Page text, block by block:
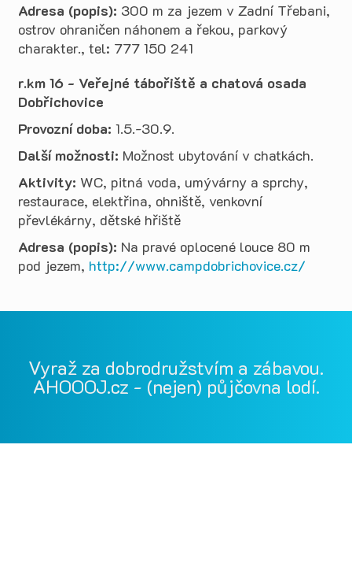
Adresa (popis): 300 m za jezem v Zadní Třebani,
ostrov ohraničen náhonem a řekou, parkový
charakter., tel: 777 150 241
r.km 16 - Veřejné tábořiště a chatová osada
Dobřichovice
Provozní doba: 1.5.-30.9.
Další možnosti: Možnost ubytování v chatkách.
Aktivity: WC, pitná voda, umývárny a sprchy,
restaurace, elektřina, ohniště, venkovní
převlékárny, dětské hřiště
Adresa (popis): Na pravé oplocené louce 80 m
pod jezem, http://www.campdobrichovice.cz/
Vyraž za dobrodružstvím a zábavou.
AHOOOJ.cz - (nejen) půjčovna lodí.